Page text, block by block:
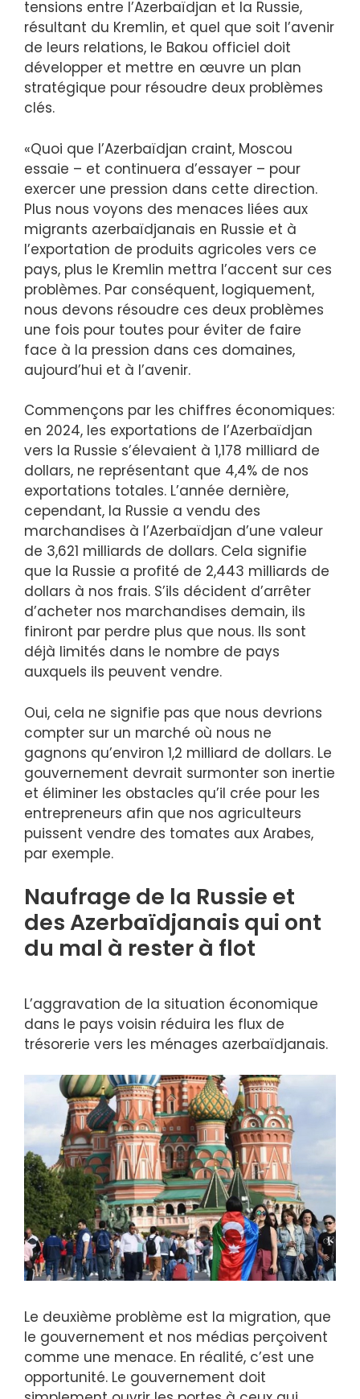
tensions entre l’Azerbaïdjan et la Russie,
résultant du Kremlin, et quel que soit l’avenir
de leurs relations, le Bakou officiel doit
développer et mettre en œuvre un plan
stratégique pour résoudre deux problèmes
clés.
«Quoi que l’Azerbaïdjan craint, Moscou
essaie – et continuera d’essayer – pour
exercer une pression dans cette direction.
Plus nous voyons des menaces liées aux
migrants azerbaïdjanais en Russie et à
l’exportation de produits agricoles vers ce
pays, plus le Kremlin mettra l’accent sur ces
problèmes. Par conséquent, logiquement,
nous devons résoudre ces deux problèmes
une fois pour toutes pour éviter de faire
face à la pression dans ces domaines,
aujourd’hui et à l’avenir.
Commençons par les chiffres économiques:
en 2024, les exportations de l’Azerbaïdjan
vers la Russie s’élevaient à 1,178 milliard de
dollars, ne représentant que 4,4% de nos
exportations totales. L’année dernière,
cependant, la Russie a vendu des
marchandises à l’Azerbaïdjan d’une valeur
de 3,621 milliards de dollars. Cela signifie
que la Russie a profité de 2,443 milliards de
dollars à nos frais. S’ils décident d’arrêter
d’acheter nos marchandises demain, ils
finiront par perdre plus que nous. Ils sont
déjà limités dans le nombre de pays
auxquels ils peuvent vendre.
Oui, cela ne signifie pas que nous devrions
compter sur un marché où nous ne
gagnons qu’environ 1,2 milliard de dollars. Le
gouvernement devrait surmonter son inertie
et éliminer les obstacles qu’il crée pour les
entrepreneurs afin que nos agriculteurs
puissent vendre des tomates aux Arabes,
par exemple.
Naufrage de la Russie et
des Azerbaïdjanais qui ont
du mal à rester à flot
L’aggravation de la situation économique
dans le pays voisin réduira les flux de
trésorerie vers les ménages azerbaïdjanais.
Le deuxième problème est la migration, que
le gouvernement et nos médias perçoivent
comme une menace. En réalité, c’est une
opportunité. Le gouvernement doit